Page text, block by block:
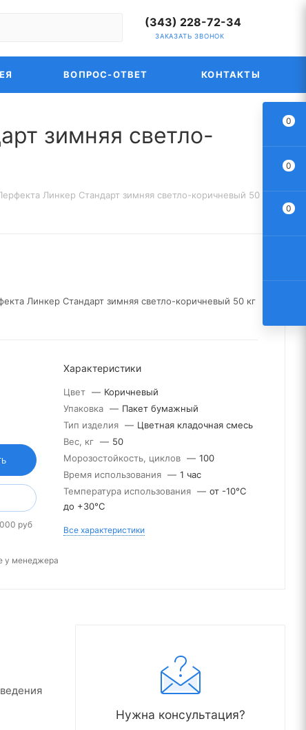
(343) 228-72-34
ЗАКАЗАТЬ ЗВОНОК
ВОПРОС-ОТВЕТ КОНТАКТЫ
зимняя светло-
Линкер Стандарт зимняя светло-коричневый 50 кг
Линкер Стандарт зимняя светло-коричневый 50 кг
руб
Характеристики
Цвет — Коричневый
Упаковка — Пакет бумажный
Тип изделия — Цветная кладочная смесь
Вес, кг — 50
Морозостойкость, циклов — 100
Время использования — 1 час
Температура использования — от -10°С
до +30°С
Все характеристики
у менеджера
Нужна консультация?
0
0
0